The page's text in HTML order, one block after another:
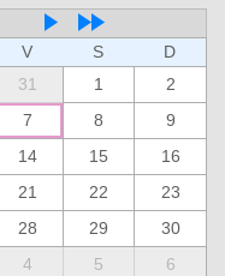
V S
D
31 1
2
7 8
9
14 15
16
21 22
23
28 29
30
4 5 6